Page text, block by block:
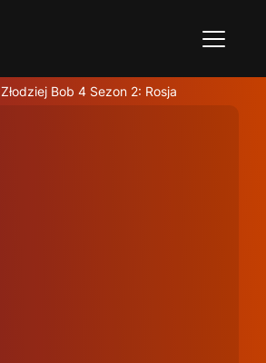
Złodziej Bob 4 Sezon 2: Rosja